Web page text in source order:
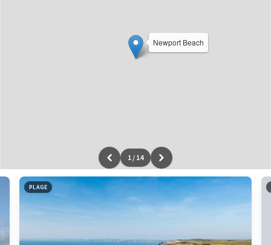
Newport Beach
Leaflet|données ©OpenStreetMap/ODbL - renduOSM France
1 / 14
PLAGE